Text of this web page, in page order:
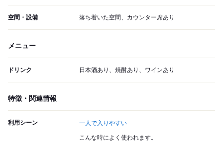
空間・設備 落ち着いた空間、カウンター席あり
メニュー
ドリンク 日本酒あり、焼酎あり、ワインあり
特徴・関連情報
利用シーン 一人で入りやすい
こんな時によく使われます。